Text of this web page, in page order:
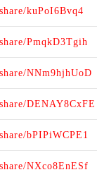
kuPoI6Bvq4
PmqkD3Tgih
NNm9hjhUoD
DENAY8CxFE
bPIPiWCPE1
NXco8EnESf